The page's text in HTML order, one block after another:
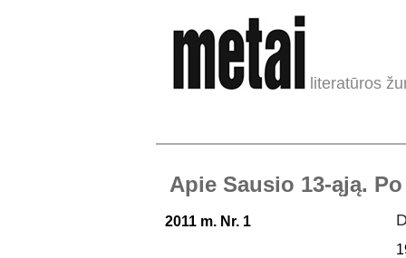
literatūros
Apie Sausio 13-ąją.
2011 m. Nr. 1